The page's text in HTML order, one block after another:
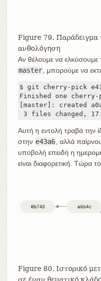
Figure 79. Παράδειγμα
ανθολόγηση
Αν θέλουμε να
master , μπορούμε να
$ git cherry-pick
Finished one cherry-
[master]: created
3 files changed,
Αυτή η εντολή τραβά την
στην e43a6 , αλλά
υποβολή επειδή η
είναι διαφορετική. Τώρα
Figure 80. Ιστορικό